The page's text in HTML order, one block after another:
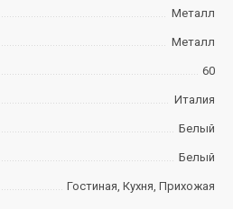
Металл
Металл
60
Италия
Белый
Белый
Гостиная, Кухня, Прихожая